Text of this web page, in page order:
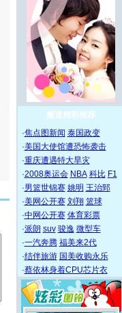
频道精彩推荐
·焦点图新闻 泰国政变
·美国大使馆遭恐怖袭击
·重庆遭遇特大旱灾
·2008奥运会 NBA 科比 F1
·男篮世锦赛 姚明 王治郅
·美网公开赛 刘翔 篮球
·中网公开赛 体育彩票
·派朗 suv 骏逸 微型车
·一汽奔腾 福美来2代
·结伴旅游 国美收购永乐
·蔡依林身着CPU芯片衣